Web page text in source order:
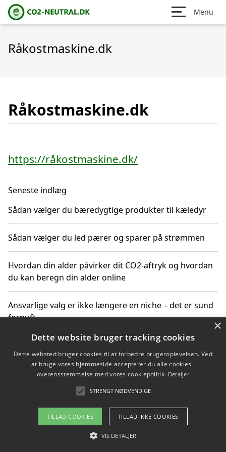
Menu
Råkostmaskine.dk
Råkostmaskine.dk
https://råkostmaskine.dk/
Seneste indlæg
Sådan vælger du bæredygtige produkter til kæledyr
Sådan vælger du led pærer og sparer på strømmen
Hvordan din alder påvirker dit CO2-aftryk og hvordan
du kan beregn din alder online
Ansvarlige valg er ikke længere en niche – det er sund
fornuft
Sådan kan du handle bæredygtigt og bestil med
faktura
Om / kontakt
Blog Betingelser
×
Dette website bruger tracking cookies
Dette websted bruger cookies til at forbedre brugeroplevelsen. Ved
at bruge vores hjemmeside accepterer du alle cookies i
overensstemmelse med vores cookiepolitik. Detaljer
STRENGT NØDVENDIGE
TILLAD COOKIES TILLAD IKKE COOKIES
VIS DETALJER